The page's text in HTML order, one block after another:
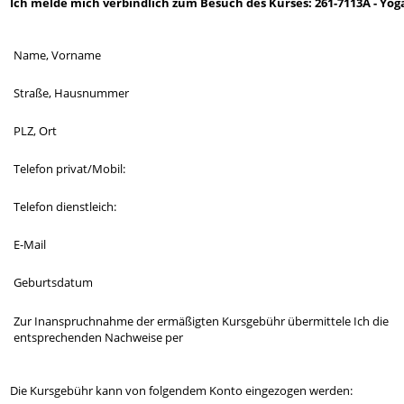
Name, Vorname
Straße, Hausnummer
PLZ, Ort
Telefon privat/Mobil:
Telefon dienstleich:
E-Mail
Geburtsdatum
Zur Inanspruchnahme der ermäßigten Kursgebühr übermittele Ich die
entsprechenden Nachweise per
Die Kursgebühr kann von folgendem Konto eingezogen werden: